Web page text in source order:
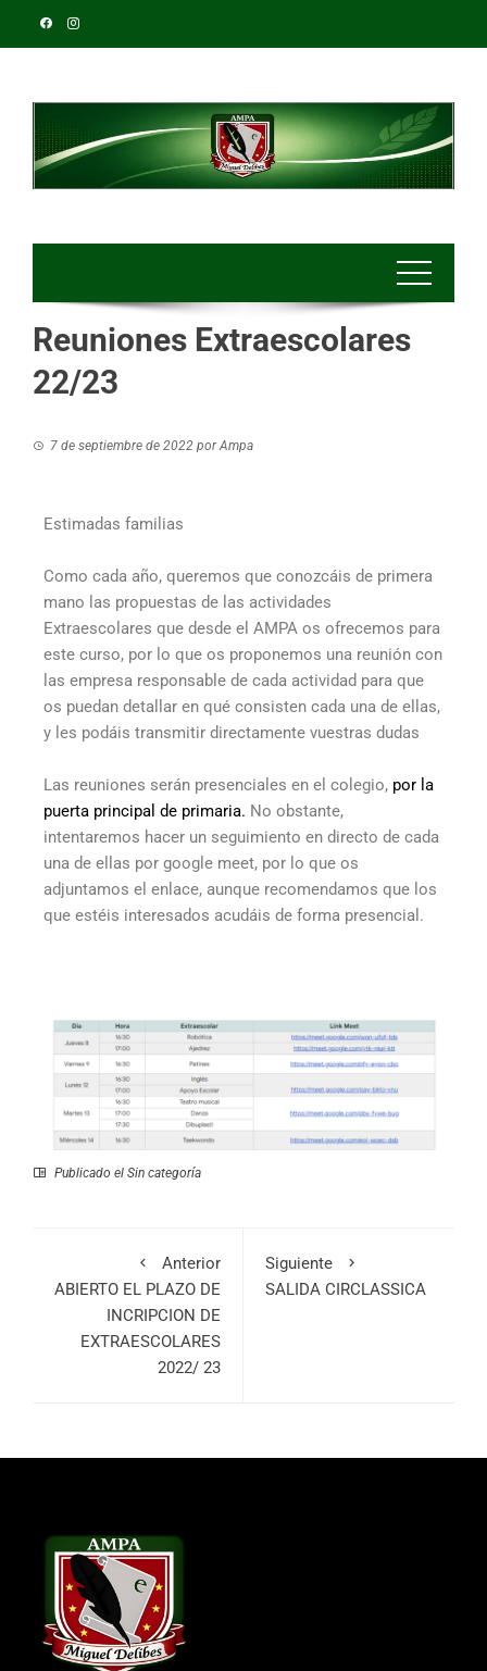
Reuniones Extraescolares
22/23
7 de septiembre de 2022 porAmpa
Estimadas familias
Como cada año, queremos que conozcáis de primera
mano las propuestas de las actividades
Extraescolares que desde el AMPA os ofrecemos para
este curso, por lo que os proponemos una reunión con
las empresa responsable de cada actividad para que
os puedan detallar en qué consisten cada una de ellas,
y les podáis transmitir directamente vuestras dudas
Las reuniones serán presenciales en el colegio, por la
puerta principal de primaria. No obstante,
intentaremos hacer un seguimiento en directo de cada
una de ellas por google meet, por lo que os
adjuntamos el enlace, aunque recomendamos que los
que estéis interesados acudáis de forma presencial.
Publicado el Sin categoría
Anterior
ABIERTO EL PLAZO DE
INCRIPCION DE
EXTRAESCOLARES
2022/ 23
Siguiente
SALIDA CIRCLASSICA